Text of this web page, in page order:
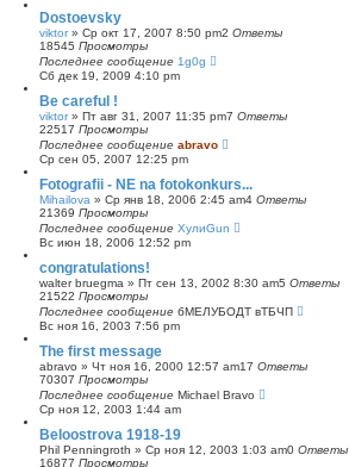
Dostoevsky
viktor» Ср окт 17, 2007 8:50 pm2 Ответы
18545 Просмотры
Последнее сообщение 1g0g
Сб дек 19, 2009 4:10 pm
Be careful !
viktor» Пт авг 31, 2007 11:35 pm7 Ответы
22517 Просмотры
Последнее сообщение abravo
Ср сен 05, 2007 12:25 pm
Fotografii - NE na fotokonkurs...
Mihailova » Ср янв 18, 2006 2:45 am4 Ответы
21369 Просмотры
Последнее сообщение ХулиGun
Вс июн 18, 2006 12:52 pm
congratulations!
walter bruegma » Пт сен 13, 2002 8:30 am5 Ответы
21522 Просмотры
Последнее сообщение бМЕЛУБОДТ вТБЧП
Вс ноя 16, 2003 7:56 pm
The first message
abravo » Чт ноя 16, 2000 12:57 am17 Ответы
70307 Просмотры
Последнее сообщение Michael Bravo
Ср ноя 12, 2003 1:44 am
Beloostrova 1918-19
Phil Penningroth » Ср ноя 12, 2003 1:03 am0 Ответы
16877 Просмотры